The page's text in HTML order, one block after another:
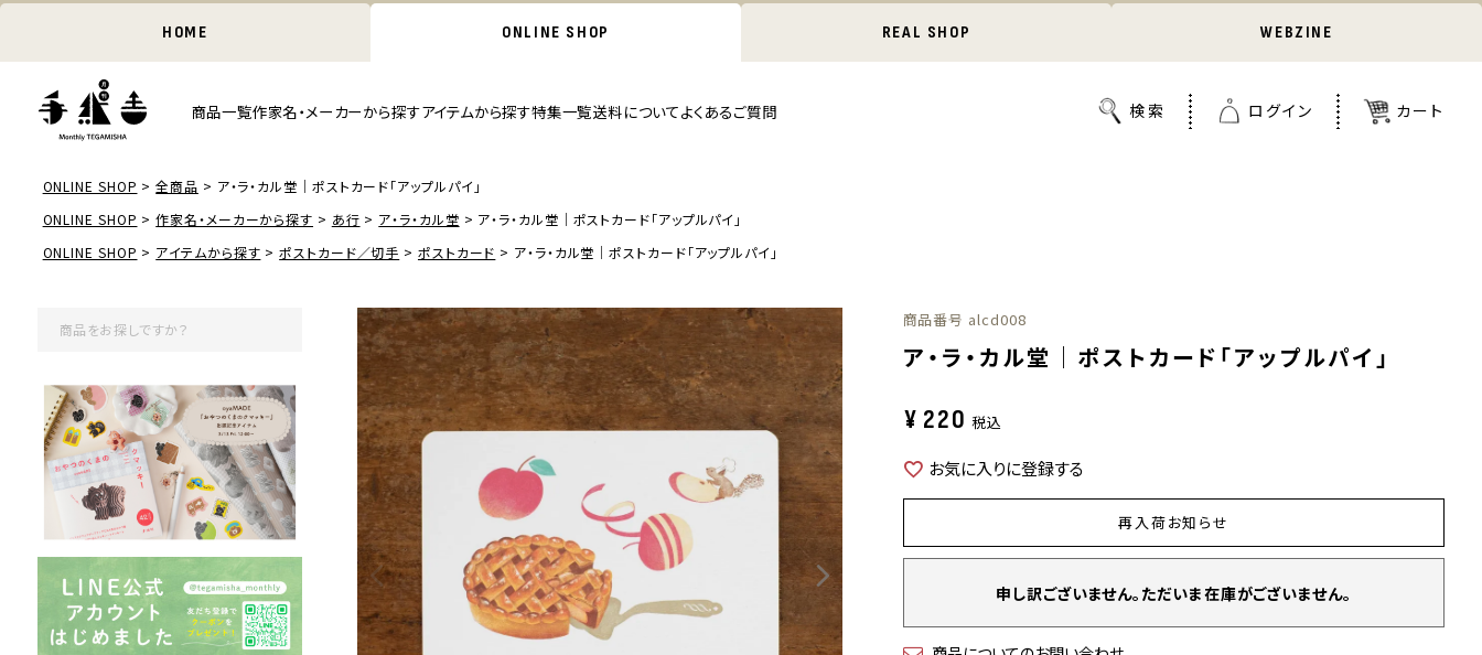
HOME ONLINE SHOP REAL SHOP WEBZINE
商品一覧作家名・メーカーから探すアイテムから探す特集一覧送料についてよくあるご質問
ONLINE SHOP 全商品
ア・ラ・カル堂｜ポストカード「アップルパイ」
ONLINE SHOP
作家名・メーカーから探す あ行 ア・ラ・カル堂
ア・ラ・カル堂｜ポストカード「アップルパイ」
ONLINE SHOP
アイテムから探す ポストカード／切手 ポストカード ア・ラ・カル堂｜ポストカード「アップルパイ」
商品番号 alcd008
ア・ラ・カル堂｜ポストカード「アップルパイ」
¥ 220 税込
お気に入りに登録する
再入荷お知らせ
申し訳ございません。ただいま在庫がございません。